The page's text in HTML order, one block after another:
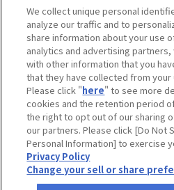
個人情報の取り扱いについて
会員優待サービスの提携をご検
JAFホームページ
© JAPAN AUTOMOBILE
We collect unique personal
analyze our traffic and to
share information about your use
analytics and advertising
with other information that you
that they have collected from
Please click "here" to see more
cookies and the retention period
the right to opt out of our sharing
our partners. Please click [Do Not
Personal Information] to exercise
Privacy Policy
Change your sell or share